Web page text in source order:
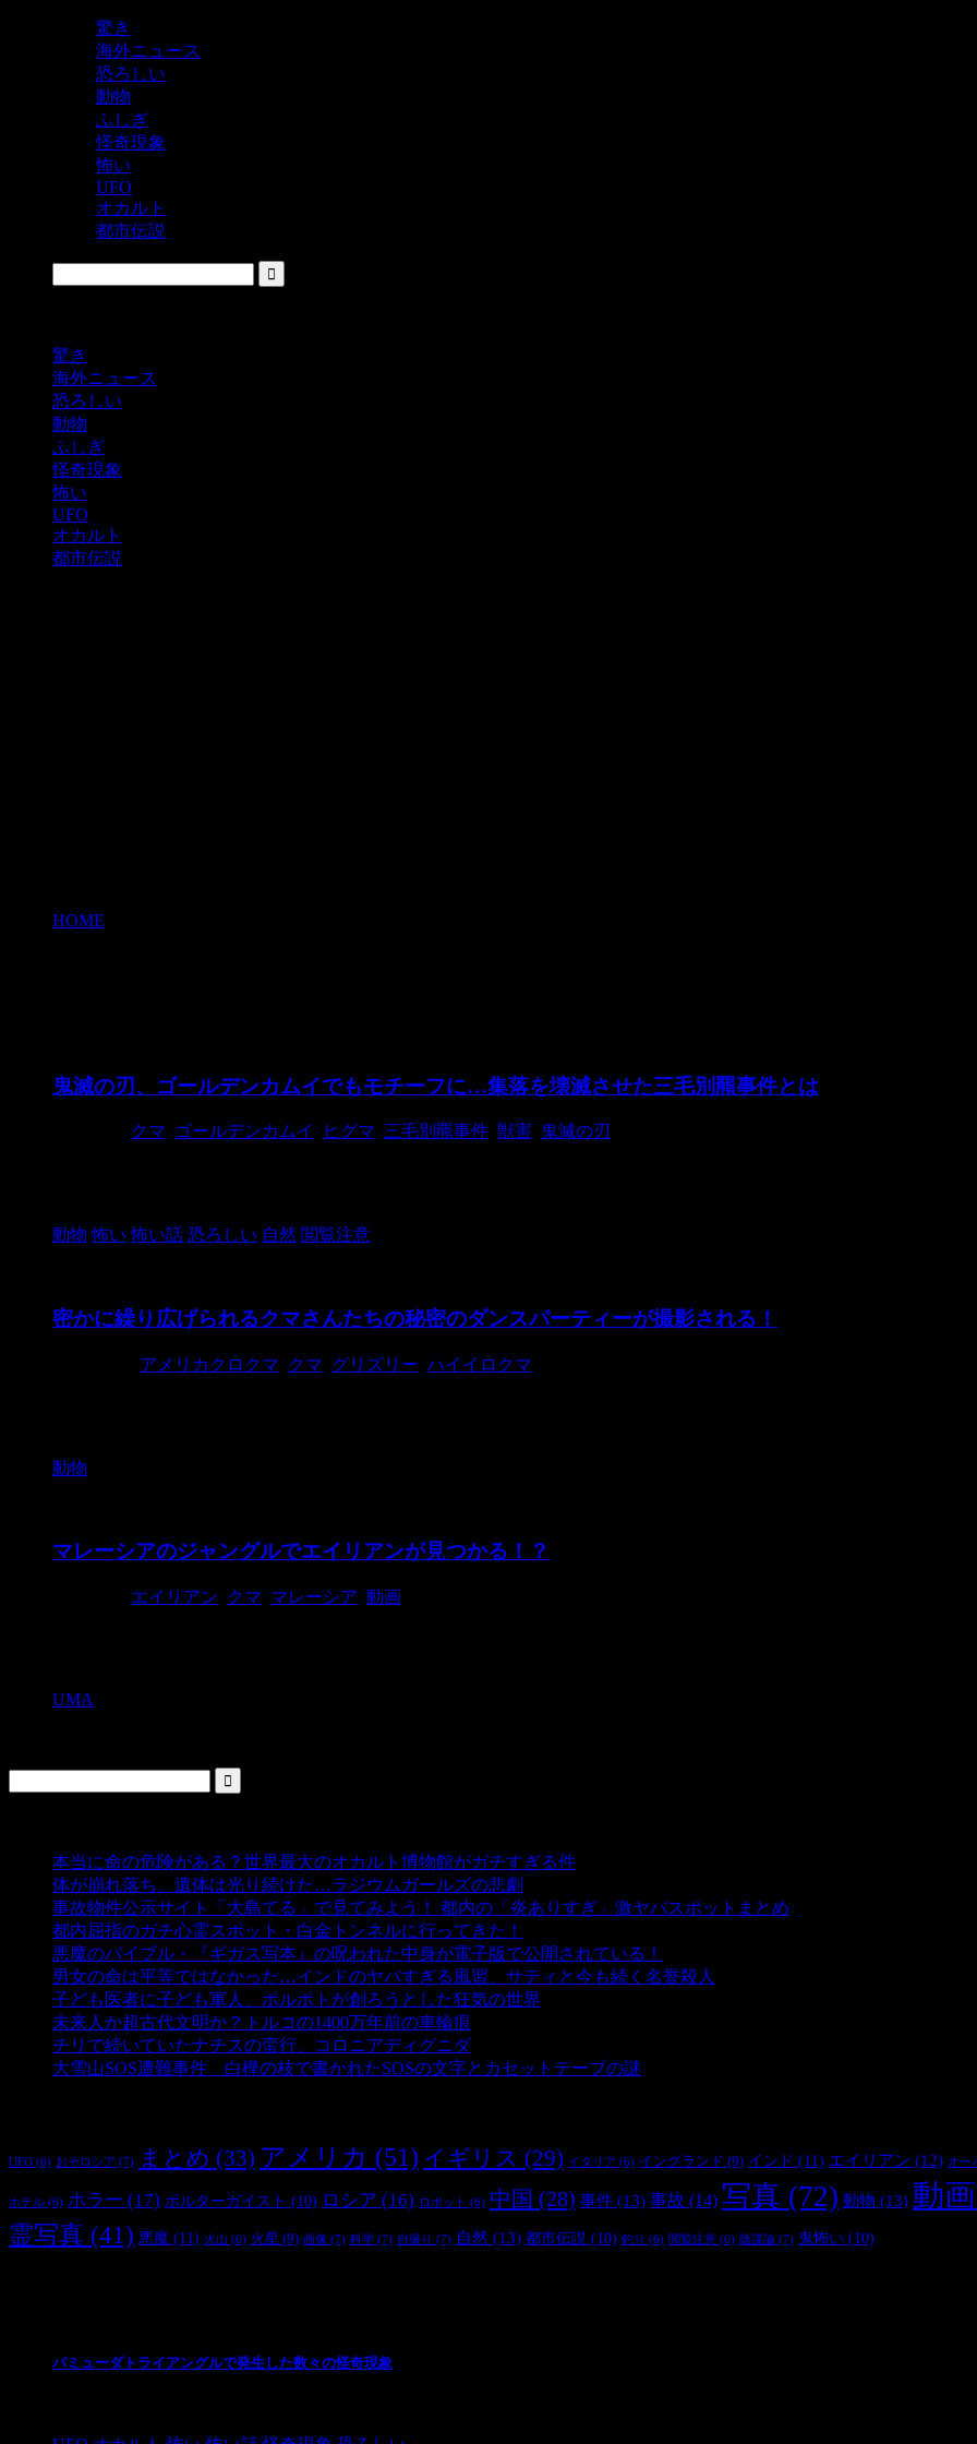
驚き
海外ニュース
恐ろしい
動物
ふしぎ
怪奇現象
怖い
UFO
オカルト
都市伝説
驚き
海外ニュース
恐ろしい
動物
ふしぎ
怪奇現象
怖い
UFO
オカルト
都市伝説
HOME
鬼滅の刃、ゴールデンカムイでもモチーフに…集落を壊滅させた三毛別羆事件とは
クマ ゴールデンカムイ ヒグマ 三毛別羆事件 獣害 鬼滅の刃
動物 怖い 怖い話 恐ろしい 自然 閲覧注意
密かに繰り広げられるクマさんたちの秘密のダンスパーティーが撮影される！
アメリカクロクマ クマ グリズリー ハイイロクマ
動物
マレーシアのジャングルでエイリアンが見つかる！？
エイリアン クマ マレーシア 動画
UMA
本当に命の危険がある？世界最大のオカルト博物館がガチすぎる件
体が崩れ落ち、遺体は光り続けた…ラジウムガールズの悲劇
事故物件公示サイト「大島てる」で見てみよう！ 都内の「炎ありすぎ」激ヤバスポットまとめ
都内屈指のガチ心霊スポット・白金トンネルに行ってきた！
悪魔のバイブル・『ギガス写本』の呪われた中身が電子版で公開されている！
男女の命は平等ではなかった…インドのヤバすぎる風習、サティと今も続く名誉殺人
子ども医者に子ども軍人、ポルポトが創ろうとした狂気の世界
未来人か超古代文明か？トルコの1400万年前の車輪痕
チリで続いていたナチスの蛮行、コロニアディグニダ- 2,902 ビュー
大雪山SOS遭難事件 白樺の枝で書かれたSOSの文字とカセットテープの謎
UFO (6) おそロシア (7) まとめ (33) アメリカ (51) イギリス (29) イタリア (6) イングランド (9) インド (11) エイリアン (12) オー
ホテル (6) ホラー (17) ポルターガイスト (10) ロシア (16) ロボット (6) 中国 (28) 事件 (13) 事故 (14) 写真 (72) 動物 (13) 動画
霊写真 (41) 悪魔 (11) 火山 (6) 火星 (9) 画像 (7) 科学 (7) 自撮り (7) 自然 (13) 都市伝説 (10) 釣り (6) 閲覧注意 (6) 陰謀論 (7) 鬼怖い (10)
バミューダトライアングルで発生した数々の怪奇現象